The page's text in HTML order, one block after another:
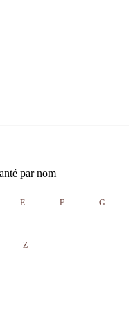
par nom
E F G
Z